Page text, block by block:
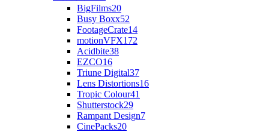
BigFilms20
Busy Boxx52
FootageCrate14
motionVFX172
Acidbite38
EZCO16
Triune Digital37
Lens Distortions16
Tropic Colour41
Shutterstock29
Rampant Design7
CinePacks20